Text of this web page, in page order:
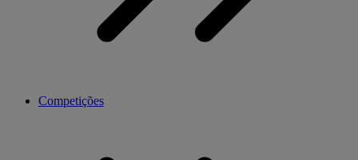
Competições